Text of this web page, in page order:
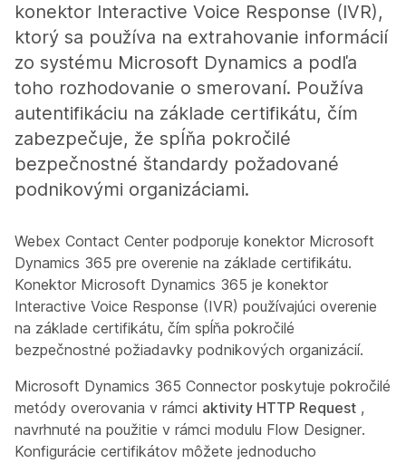
konektor Interactive Voice Response (IVR),
ktorý sa používa na extrahovanie informácií
zo systému Microsoft Dynamics a podľa
toho rozhodovanie o smerovaní. Používa
autentifikáciu na základe certifikátu, čím
zabezpečuje, že spĺňa pokročilé
bezpečnostné štandardy požadované
podnikovými organizáciami.
Webex Contact Center podporuje konektor Microsoft
Dynamics 365 pre overenie na základe certifikátu.
Konektor Microsoft Dynamics 365 je konektor
Interactive Voice Response (IVR) používajúci overenie
na základe certifikátu, čím spĺňa pokročilé
bezpečnostné požiadavky podnikových organizácií.
Microsoft Dynamics 365 Connector poskytuje pokročilé
metódy overovania v rámci aktivity HTTP Request ,
navrhnuté na použitie v rámci modulu Flow Designer.
Konfigurácie certifikátov môžete jednoducho